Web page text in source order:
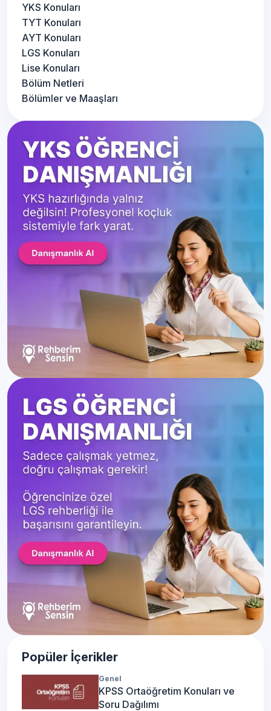
YKS Konuları
TYT Konuları
AYT Konuları
LGS Konuları
Lise Konuları
Bölüm Netleri
Bölümler ve Maaşları
Popüler İçerikler
Genel
KPSS Ortaöğretim Konuları ve
Soru Dağılımı